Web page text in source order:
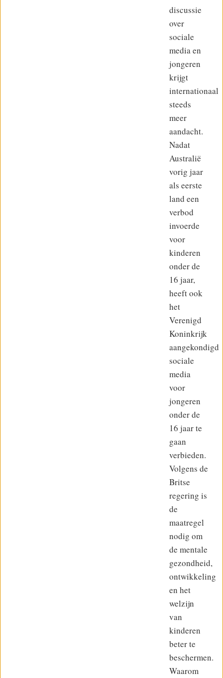
discussie
over
sociale
media en
jongeren
krijgt
internationaal
steeds
meer
aandacht.
Nadat
Australië
vorig jaar
als eerste
land een
verbod
invoerde
voor
kinderen
onder de
16 jaar,
heeft ook
het
Verenigd
Koninkrijk
aangekondigd
sociale
media
voor
jongeren
onder de
16 jaar te
gaan
verbieden.
Volgens de
Britse
regering is
de
maatregel
nodig om
de mentale
gezondheid,
ontwikkeling
en het
welzijn
van
kinderen
beter te
beschermen.
Waarom